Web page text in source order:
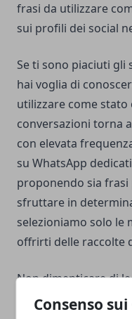
Consenso
frasi da utilizzare
sui profili dei social
Se ti sono piaciuti gli
hai voglia di
utilizzare come stato
conversazioni torna
con elevata
su WhatsApp
proponendo sia frasi
sfruttare in
selezioniamo solo le
offrirti delle raccolte
Non dimenticare di
frasi belle brevi per